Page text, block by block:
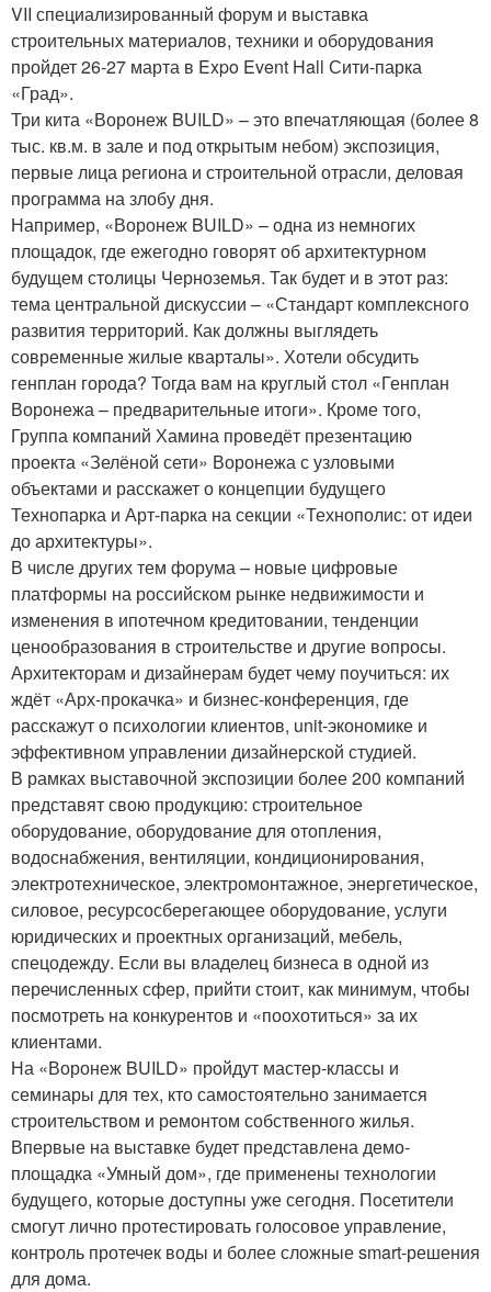
VII специализированный форум и выставка
строительных материалов, техники и оборудования
пройдет 26-27 марта в Expo Event Hall Сити-парка
«Град».
Три кита «Воронеж BUILD» – это впечатляющая (более 8
тыс. кв.м. в зале и под открытым небом) экспозиция,
первые лица региона и строительной отрасли, деловая
программа на злобу дня.
Например, «Воронеж BUILD» – одна из немногих
площадок, где ежегодно говорят об архитектурном
будущем столицы Черноземья. Так будет и в этот раз:
тема центральной дискуссии – «Стандарт комплексного
развития территорий. Как должны выглядеть
современные жилые кварталы». Хотели обсудить
генплан города? Тогда вам на круглый стол «Генплан
Воронежа – предварительные итоги». Кроме того,
Группа компаний Хамина проведёт презентацию
проекта «Зелёной сети» Воронежа с узловыми
объектами и расскажет о концепции будущего
Технопарка и Арт-парка на секции «Технополис: от идеи
до архитектуры».
В числе других тем форума – новые цифровые
платформы на российском рынке недвижимости и
изменения в ипотечном кредитовании, тенденции
ценообразования в строительстве и другие вопросы.
Архитекторам и дизайнерам будет чему поучиться: их
ждёт «Арх-прокачка» и бизнес-конференция, где
расскажут о психологии клиентов, unit-экономике и
эффективном управлении дизайнерской студией.
В рамках выставочной экспозиции более 200 компаний
представят свою продукцию: строительное
оборудование, оборудование для отопления,
водоснабжения, вентиляции, кондиционирования,
электротехническое, электромонтажное, энергетическое,
силовое, ресурсосберегающее оборудование, услуги
юридических и проектных организаций, мебель,
спецодежду. Если вы владелец бизнеса в одной из
перечисленных сфер, прийти стоит, как минимум, чтобы
посмотреть на конкурентов и «поохотиться» за их
клиентами.
На «Воронеж BUILD» пройдут мастер-классы и
семинары для тех, кто самостоятельно занимается
строительством и ремонтом собственного жилья.
Впервые на выставке будет представлена демо-
площадка «Умный дом», где применены технологии
будущего, которые доступны уже сегодня. Посетители
смогут лично протестировать голосовое управление,
контроль протечек воды и более сложные smart-решения
для дома.